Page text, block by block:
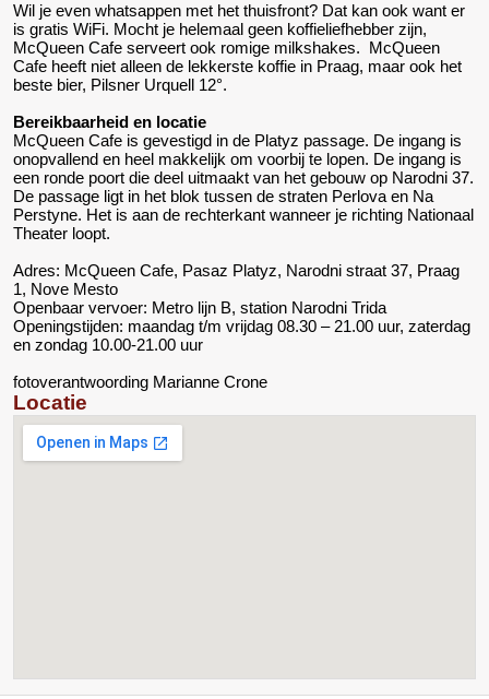
Wil je even whatsappen met het thuisfront? Dat kan ook want er
is gratis WiFi. Mocht je helemaal geen koffieliefhebber zijn,
McQueen Cafe serveert ook romige milkshakes. McQueen
Cafe heeft niet alleen de lekkerste koffie in Praag, maar ook het
beste bier, Pilsner Urquell 12°.
Bereikbaarheid en locatie
McQueen Cafe is gevestigd in de Platyz passage. De ingang is
onopvallend en heel makkelijk om voorbij te lopen. De ingang is
een ronde poort die deel uitmaakt van het gebouw op Narodni 37.
De passage ligt in het blok tussen de straten Perlova en Na
Perstyne. Het is aan de rechterkant wanneer je richting Nationaal
Theater loopt.
Adres: McQueen Cafe, Pasaz Platyz, Narodni straat 37, Praag
1, Nove Mesto
Openbaar vervoer: Metro lijn B, station Narodni Trida
Openingstijden: maandag t/m vrijdag 08.30 – 21.00 uur, zaterdag
en zondag 10.00-21.00 uur
fotoverantwoording Marianne Crone
Locatie